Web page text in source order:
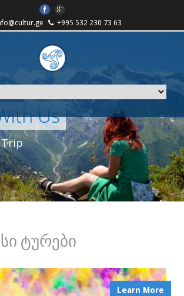
+995 532 230 73 63
Us
Trip
ტურები
Learn More